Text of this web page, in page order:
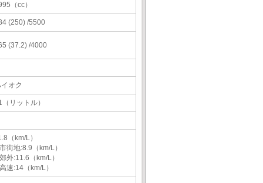
（cc）
(250) /5500
(37.2) /4000
オク
（リットル）
（km/L）
街地:8.9（km/L）
外:11.6（km/L）
速:14（km/L）